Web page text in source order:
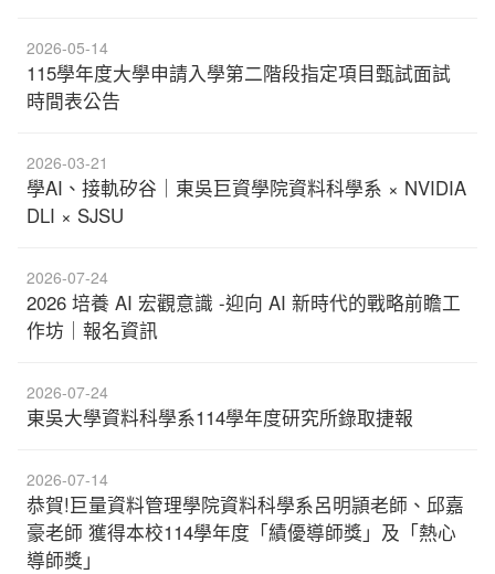
2026-05-14
115學年度大學申請入學第二階段指定項目甄試面試
時間表公告
2026-03-21
學AI、接軌矽谷｜東吳巨資學院資料科學系 × NVIDIA
DLI × SJSU
2026-07-24
2026 培養 AI 宏觀意識 -迎向 AI 新時代的戰略前瞻工
作坊｜報名資訊
2026-07-24
東吳大學資料科學系114學年度研究所錄取捷報
2026-07-14
恭賀!巨量資料管理學院資料科學系呂明頴老師、邱嘉
豪老師 獲得本校114學年度「績優導師獎」及「熱心
導師獎」